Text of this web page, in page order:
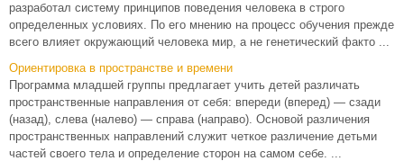
разработал систему принципов поведения человека в строго
определенных условиях. По его мнению на процесс обучения прежде
всего влияет окружающий человека мир, а не генетический факто ...
Ориентировка в пространстве и времени
Программа младшей группы предлагает учить детей различать
пространственные направления от себя: впереди (вперед) — сзади
(назад), слева (налево) — справа (направо). Основой различения
пространственных направлений служит четкое различение детьми
частей своего тела и определение сторон на самом себе. ...